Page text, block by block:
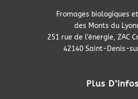
Fromages biologiques
des Monts du
251 rue de l’énergie, ZAC
42140 Saint-Denis-
Plus D’infos